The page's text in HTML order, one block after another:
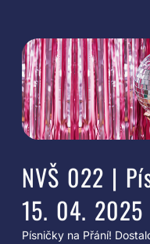
NVŠ 022 |
15. 04. 2025
Písničky na Přání!